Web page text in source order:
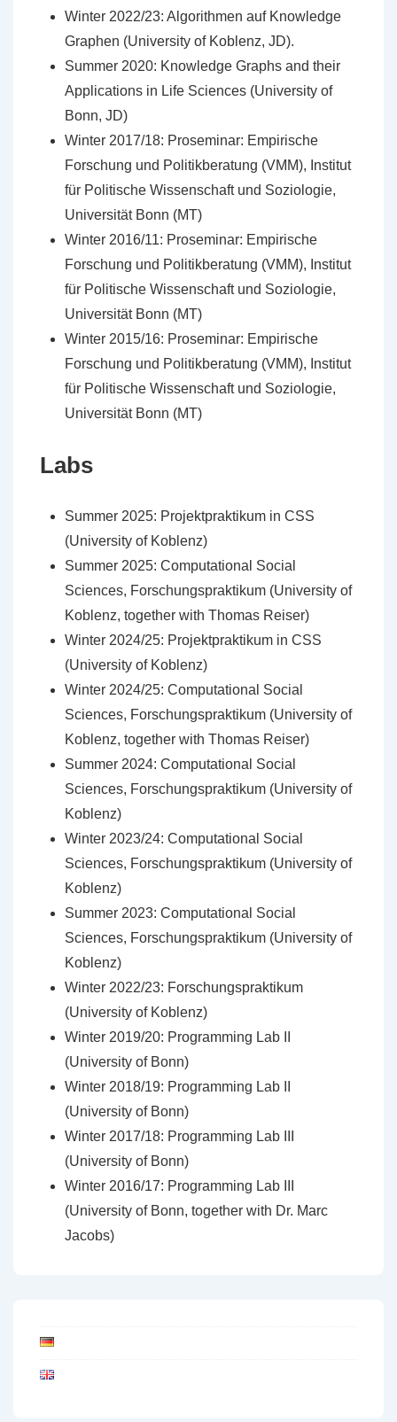
Winter 2022/23: Algorithmen auf Knowledge
Graphen (University of Koblenz, JD).
Summer 2020: Knowledge Graphs and their
Applications in Life Sciences (University of
Bonn, JD)
Winter 2017/18: Proseminar: Empirische
Forschung und Politikberatung (VMM), Institut
für Politische Wissenschaft und Soziologie,
Universität Bonn (MT)
Winter 2016/11: Proseminar: Empirische
Forschung und Politikberatung (VMM), Institut
für Politische Wissenschaft und Soziologie,
Universität Bonn (MT)
Winter 2015/16: Proseminar: Empirische
Forschung und Politikberatung (VMM), Institut
für Politische Wissenschaft und Soziologie,
Universität Bonn (MT)
Labs
Summer 2025: Projektpraktikum in CSS
(University of Koblenz)
Summer 2025: Computational Social
Sciences, Forschungspraktikum (University of
Koblenz, together with Thomas Reiser)
Winter 2024/25: Projektpraktikum in CSS
(University of Koblenz)
Winter 2024/25: Computational Social
Sciences, Forschungspraktikum (University of
Koblenz, together with Thomas Reiser)
Summer 2024: Computational Social
Sciences, Forschungspraktikum (University of
Koblenz)
Winter 2023/24: Computational Social
Sciences, Forschungspraktikum (University of
Koblenz)
Summer 2023: Computational Social
Sciences, Forschungspraktikum (University of
Koblenz)
Winter 2022/23: Forschungspraktikum
(University of Koblenz)
Winter 2019/20: Programming Lab II
(University of Bonn)
Winter 2018/19: Programming Lab II
(University of Bonn)
Winter 2017/18: Programming Lab III
(University of Bonn)
Winter 2016/17: Programming Lab III
(University of Bonn, together with Dr. Marc
Jacobs)